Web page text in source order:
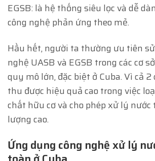
EGSB: là hệ thống siêu lọc và dễ
công nghệ phản ứng theo mẻ.
Hầu hết, người ta thường ưu tiên
nghệ UASB và EGSB trong các cơ
quy mô lớn, đặc biệt ở Cuba. Vì cả
thu được hiệu quả cao trong việc
chất hữu cơ và cho phép xử lý
lượng cao.
Ứng dụng công nghệ xử lý